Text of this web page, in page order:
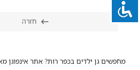
חזרה
מחפשים גן ילדים בכפר רות? אתר אינפוגן